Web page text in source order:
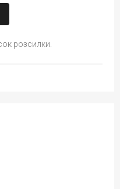
розсилки.